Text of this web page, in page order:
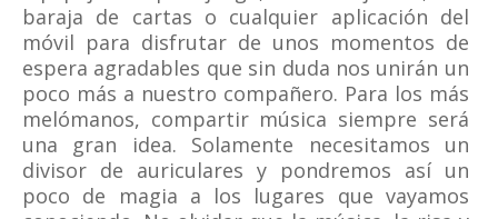
baraja de cartas o cualquier aplicación del
móvil para disfrutar de unos momentos de
espera agradables que sin duda nos unirán un
poco más a nuestro compañero. Para los más
melómanos, compartir música siempre será
una gran idea. Solamente necesitamos un
divisor de auriculares y pondremos así un
poco de magia a los lugares que vayamos